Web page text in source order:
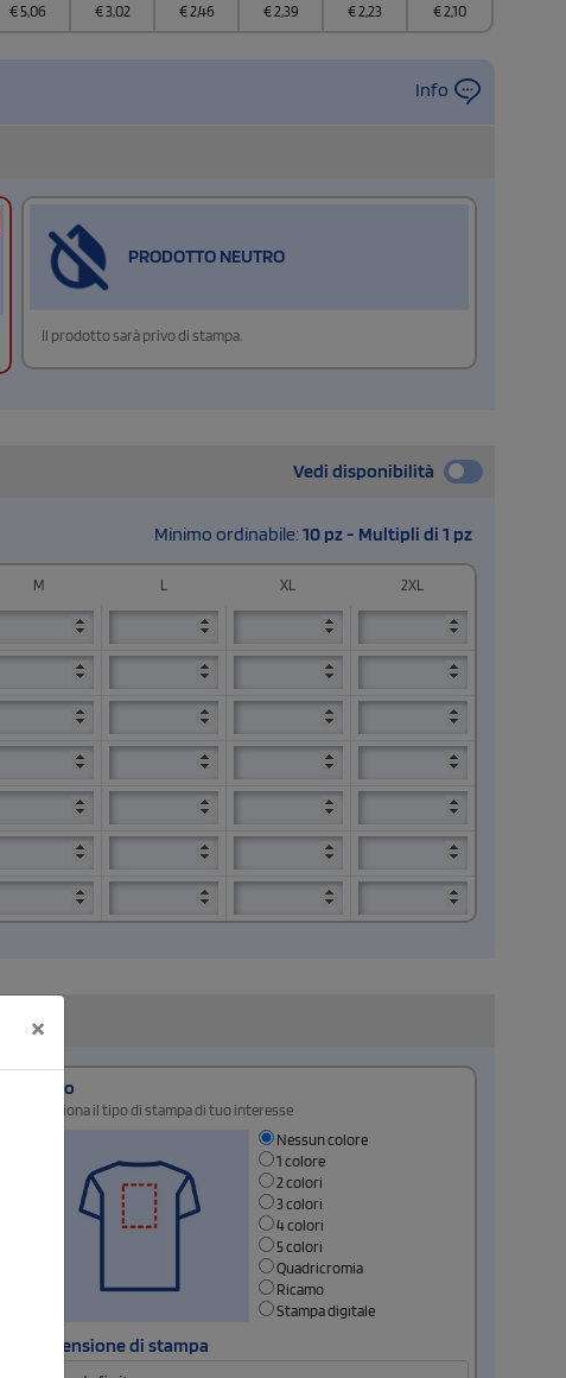
€ 5,06 €3,02 €2,46 €2,39 €2,23 €2,10
Info
PRODOTTO NEUTRO
Il prodotto sarà privo di stampa.
Vedi disponibilità
Minimo ordinabile: 10 pz - Multipli di 1 pz
M L XL 2XL
Retro
Seleziona il tipo di stampa di tuo interesse
Nessun colore
1 colore
2 colori
3 colori
4 colori
5 colori
Quadricromia
Ricamo
Stampa digitale
Dimensione di stampa
×